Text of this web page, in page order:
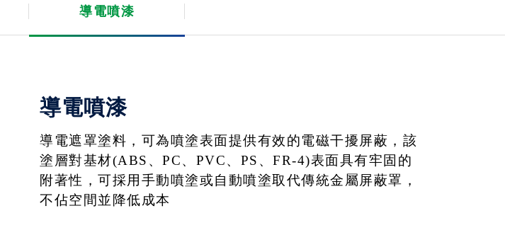
導電噴漆
導電噴漆
導電遮罩塗料，可為噴塗表面提供有效的電磁干擾屏蔽，該
塗層對基材(ABS、PC、PVC、PS、FR-4)表面具有牢固的
附著性，可採用手動噴塗或自動噴塗取代傳統金屬屏蔽罩，
不佔空間並降低成本